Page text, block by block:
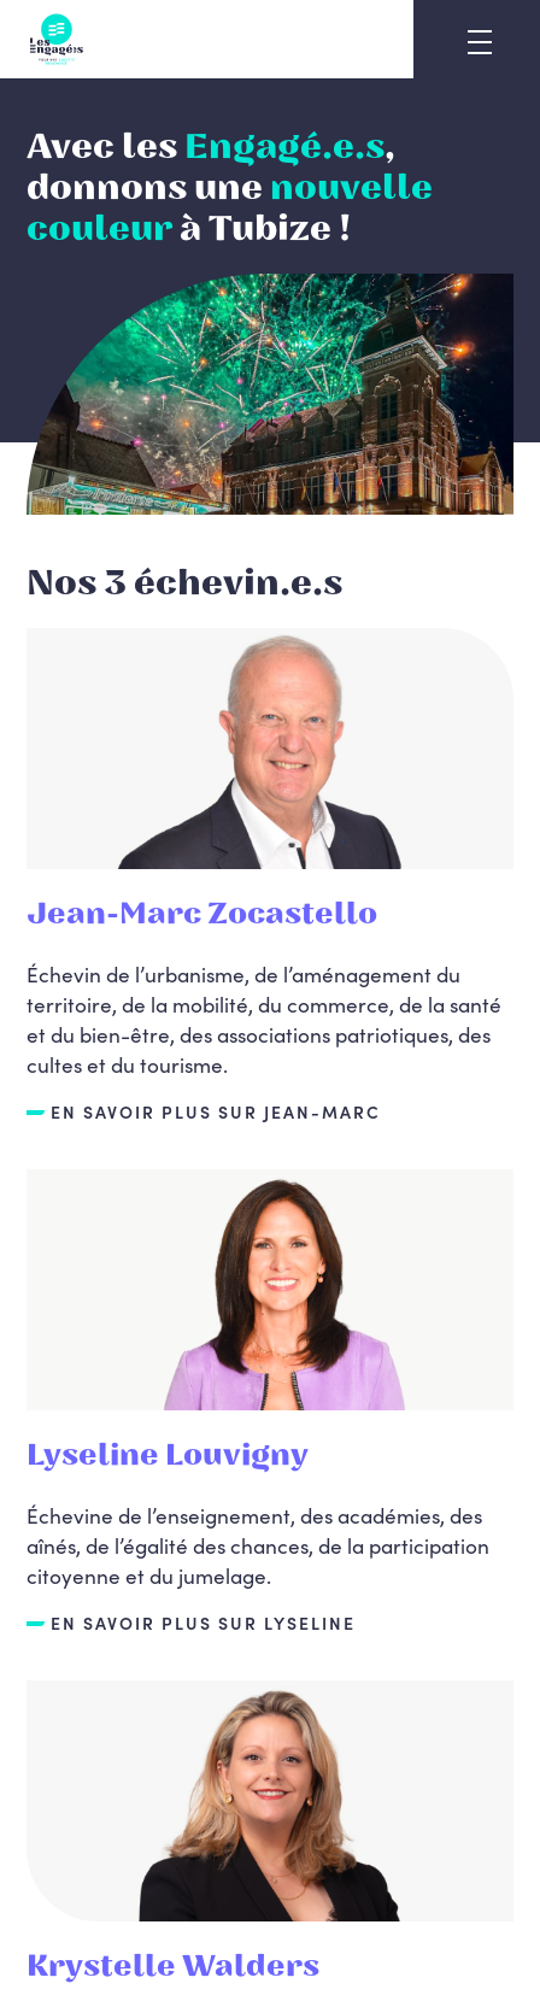
content
Avec les Engagé.e.s,
donnons une nouvelle
couleurà Tubize !
Nos 3 échevin.e.s
Jean-Marc Zocastello
Échevin de l’urbanisme, de l’aménagement du
territoire, de la mobilité, du commerce, de la santé
et du bien-être, des associations patriotiques, des
cultes et du tourisme.
EN SAVOIR PLUS SUR JEAN-MARC
Lyseline Louvigny
Échevine de l’enseignement, des académies, des
aînés, de l’égalité des chances, de la participation
citoyenne et du jumelage.
EN SAVOIR PLUS SUR LYSELINE
Krystelle Walders